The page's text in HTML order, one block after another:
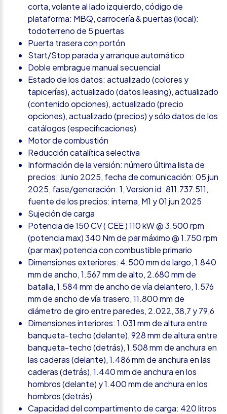
corta, volante al lado izquierdo, código de
plataforma: MBQ, carrocería & puertas (local):
todoterreno de 5 puertas
Puerta trasera con portón
Start/Stop parada y arranque automático
Doble embrague manual secuencial
Estado de los datos: actualizado (colores y
tapicerías), actualizado (datos leasing), actualizado
(contenido opciones), actualizado (precio
opciones), actualizado (precios) y sólo datos de los
catálogos (especificaciones)
Motor de combustión
Reducción catalítica selectiva
Información de la versión: número última lista de
precios: Junio 2025, fecha de comunicación: 05 jun
2025, fase/generación: 1, Version id: 811.737.511,
fuente de los precios: interna, M1 y 01 jun 2025
Sujeción de carga
Potencia de 150 CV ( CEE ) 110 kW @ 3.500 rpm
(potencia max) 340 Nm de par máximo @ 1.750 rpm
(par max) potencia con combustible primario
Dimensiones exteriores: 4.500 mm de largo, 1.840
mm de ancho, 1.567 mm de alto, 2.680 mm de
batalla, 1.584 mm de ancho de vía delantero, 1.576
mm de ancho de vía trasero, 11.800 mm de
diámetro de giro entre paredes, 2.022, 38,7 y 79,6
Dimensiones interiores: 1.031 mm de altura entre
banqueta-techo (delante), 928 mm de altura entre
banqueta-techo (detrás), 1.508 mm de anchura en
las caderas (delante), 1.486 mm de anchura en las
caderas (detrás), 1.440 mm de anchura en los
hombros (delante) y 1.400 mm de anchura en los
hombros (detrás)
Capacidad del compartimento de carga: 420 litros